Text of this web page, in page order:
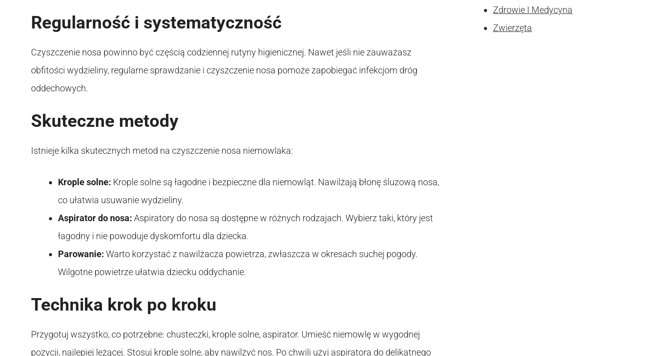
Regularność i systematyczność
Czyszczenie nosa powinno być częścią codziennej rutyny higienicznej. Nawet jeśli nie zauważasz
obfitości wydzieliny, regularne sprawdzanie i czyszczenie nosa pomoże zapobiegać infekcjom dróg
oddechowych.
Skuteczne metody
Istnieje kilka skutecznych metod na czyszczenie nosa niemowlaka:
Krople solne: Krople solne są łagodne i bezpieczne dla niemowląt. Nawilżają błonę śluzową nosa,
co ułatwia usuwanie wydzieliny.
Aspirator do nosa: Aspiratory do nosa są dostępne w różnych rodzajach. Wybierz taki, który jest
łagodny i nie powoduje dyskomfortu dla dziecka.
Parowanie: Warto korzystać z nawilżacza powietrza, zwłaszcza w okresach suchej pogody.
Wilgotne powietrze ułatwia dziecku oddychanie.
Technika krok po kroku
Przygotuj wszystko, co potrzebne: chusteczki, krople solne, aspirator. Umieść niemowlę w wygodnej
pozycji, najlepiej leżącej. Stosuj krople solne, aby nawilżyć nos. Po chwili użyj aspiratora do delikatnego
Zdrowie I Medycyna
Zwierzęta